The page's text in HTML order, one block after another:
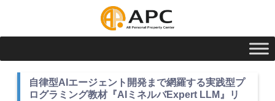
自律型AIエージェント開発まで網羅する実践型プ
ログラミング教材『AIミネルバExpert LLM』リ